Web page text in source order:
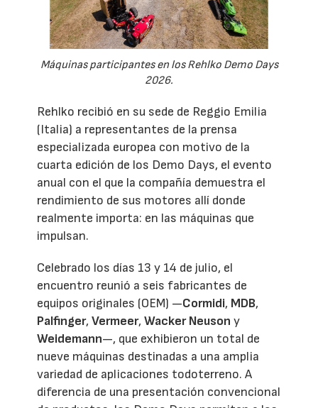
Máquinas participantes en los Rehlko Demo Days
2026.
Rehlko recibió en su sede de Reggio Emilia
(Italia) a representantes de la prensa
especializada europea con motivo de la
cuarta edición de los Demo Days, el evento
anual con el que la compañía demuestra el
rendimiento de sus motores allí donde
realmente importa: en las máquinas que
impulsan.
Celebrado los días 13 y 14 de julio, el
encuentro reunió a seis fabricantes de
equipos originales (OEM) —Cormidi, MDB,
Palfinger,Vermeer,Wacker Neuson y
Weidemann—, que exhibieron un total de
nueve máquinas destinadas a una amplia
variedad de aplicaciones todoterreno. A
diferencia de una presentación convencional